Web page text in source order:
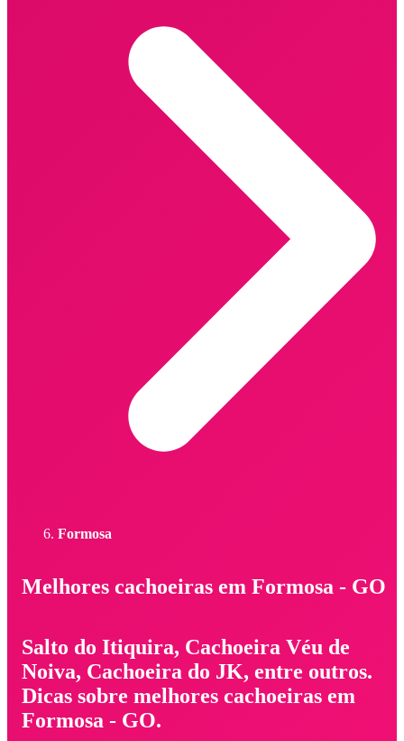
Formosa
Melhores cachoeiras em Formosa - GO
Salto do Itiquira, Cachoeira Véu de
Noiva, Cachoeira do JK, entre outros.
Dicas sobre melhores cachoeiras em
Formosa - GO.